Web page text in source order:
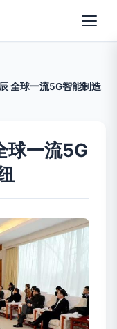
全球一流5G智能制造
球一流5G